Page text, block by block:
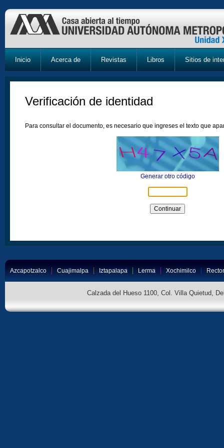
Inicio Acerca de Revistas Libros Sitios de
Verificación de identidad
Para consultar el documento, es necesario que ingreses el texto que
Generar otro código
Azcapotzalco Cuajimalpa Iztapalapa Lerma Xochimilco
Calzada del Hueso 1100, Col. Villa Quietud,